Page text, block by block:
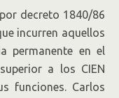
decreto 1840/86
incurren aquellos
permanente en el
a los CIEN
funciones. Carlos